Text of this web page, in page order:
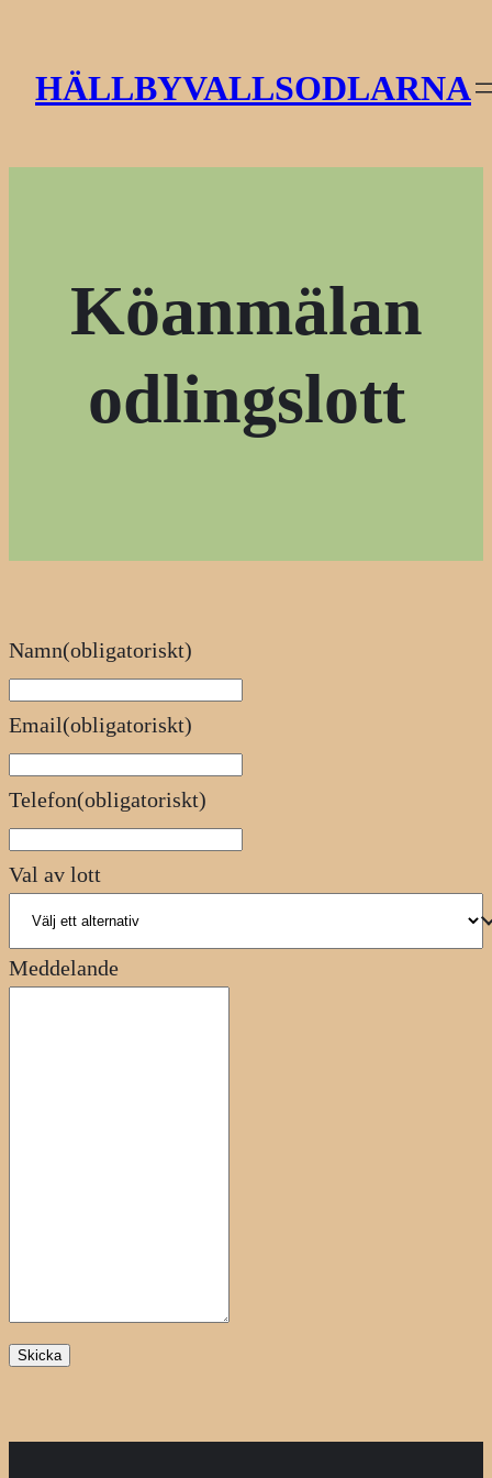
innehåll
HÄLLBYVALLSODLARNA
Köanmälan
odlingslott
Namn(obligatoriskt)
Email(obligatoriskt)
Telefon(obligatoriskt)
Val av lott
Meddelande
Skicka